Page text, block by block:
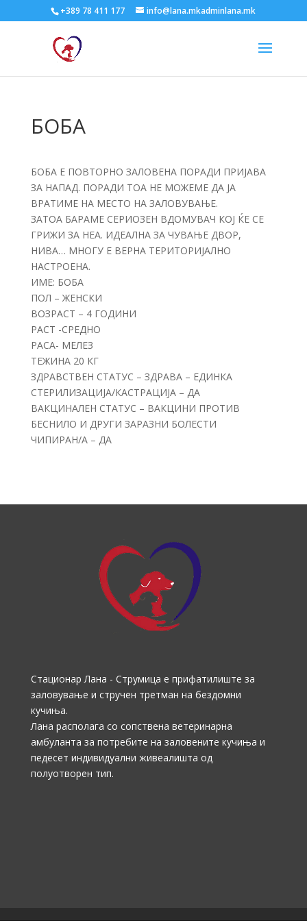
+389 78 411 177 info@lana.mkadminlana.mk
БОБА
БОБА Е ПОВТОРНО ЗАЛОВЕНА ПОРАДИ ПРИЈАВА
ЗА НАПАД. ПОРАДИ ТОА НЕ МОЖЕМЕ ДА ЈА
ВРАТИМЕ НА МЕСТО НА ЗАЛОВУВАЊЕ.
ЗАТОА БАРАМЕ СЕРИОЗЕН ВДОМУВАЧ КОЈ ЌЕ СЕ
ГРИЖИ ЗА НЕА. ИДЕАЛНА ЗА ЧУВАЊЕ ДВОР,
НИВА… МНОГУ Е ВЕРНА ТЕРИТОРИЈАЛНО
НАСТРОЕНА.
ИМЕ: БОБА
ПОЛ – ЖЕНСКИ
ВОЗРАСТ – 4 ГОДИНИ
РАСТ -СРЕДНО
РАСА- МЕЛЕЗ
ТЕЖИНА 20 КГ
ЗДРАВСТВЕН СТАТУС – ЗДРАВА – ЕДИНКА
СТЕРИЛИЗАЦИЈА/КАСТРАЦИЈА – ДА
ВАКЦИНАЛЕН СТАТУС – ВАКЦИНИ ПРОТИВ
БЕСНИЛО И ДРУГИ ЗАРАЗНИ БОЛЕСТИ
ЧИПИРАН/А – ДА
Стационар Лана - Струмица е прифатилиште за
заловување и стручен третман на бездомни
кучиња.
Лана располага со сопствена ветеринарна
амбуланта за потребите на заловените кучиња и
педесет индивидуални живеалишта од
полуотворен тип.